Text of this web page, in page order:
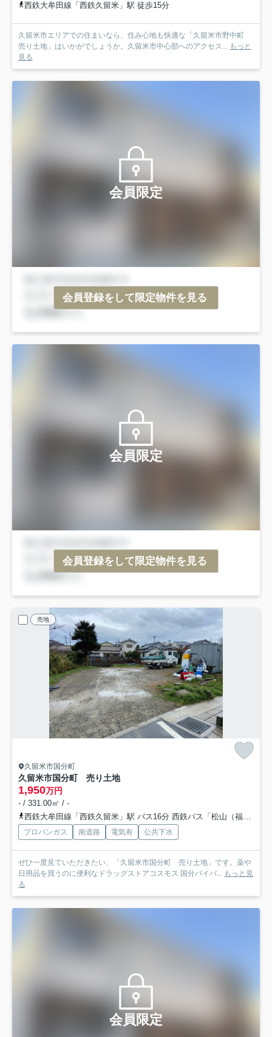
西鉄大牟田線「西鉄久留米」駅 徒歩15分
久留米市エリアでの住まいなら、住み心地も快適な「久留米市野中町
売り土地」はいかがでしょうか。久留米市中心部へのアクセス... もっと
見る
会員限定
会員登録をして限定物件を見る
会員限定
会員登録をして限定物件を見る
売地
久留米市国分町
久留米市国分町 売り土地
1,950万円
- / 331.00㎡ / -
西鉄大牟田線「西鉄久留米」駅 バス16分 西鉄バス「松山（福岡県）（バス）」 停歩6分
プロパンガス 南道路 電気有 公共下水
ぜひ一度見ていただきたい、「久留米市国分町 売り土地」です。薬や
日用品を買うのに便利なドラッグストアコスモス 国分バイパ... もっと見
る
会員限定